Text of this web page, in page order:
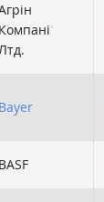
Компані
Bayer
BASF